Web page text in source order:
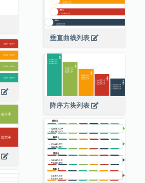
垂直曲线列表
降序方块列表